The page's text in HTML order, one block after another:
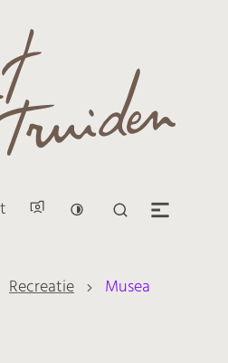
Hoog contrast
Zoek tonen /
Recreatie Musea